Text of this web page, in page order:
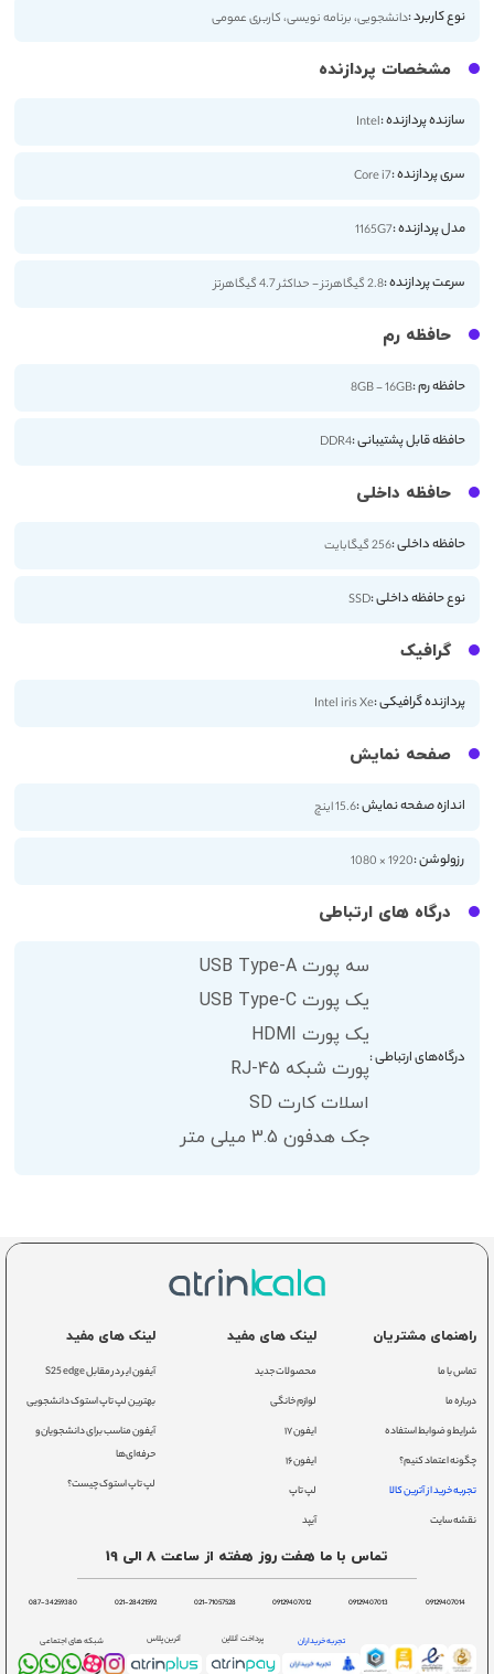
نوع کاربرد :دانشجویی، برنامه نویسی، کاربری عمومی
مشخصات پردازنده
سازنده پردازنده :Intel
سری پردازنده :Core i7
مدل پردازنده :1165G7
سرعت پردازنده :2.8 گیگاهرتز - حداکثر 4.7 گیگاهرتز
حافظه رم
حافظه رم :8GB - 16GB
حافظه قابل پشتیبانی :DDR4
حافظه داخلی
حافظه داخلی :256 گیگابایت
نوع حافظه داخلی :SSD
گرافیک
پردازنده گرافیکی :Intel iris Xe
صفحه نمایش
اندازه صفحه نمایش :15.6 اینچ
رزولوشن :1920 × 1080
درگاه های ارتباطی
درگاه‌های ارتباطی :
سه پورت USB Type-A
یک پورت USB Type-C
یک پورت HDMI
پورت شبکه RJ-45
اسلات کارت SD
جک هدفون 3.5 میلی متر
راهنمای مشتریان
تماس با ما
درباره ما
شرایط و ضوابط استفاده
چگونه اعتماد کنیم؟
تجربه خرید از آترین کالا
نقشه سایت
لینک های مفید
محصولات جدید
لوازم خانگی
ایفون ۱۷
ایفون ۱۶
لپ تاپ
آیپد
لینک های مفید
آیفون ایر در مقابل S25 edge
بهترین لپ تاپ استوک دانشجویی
آیفون مناسب برای دانشجویان و
حرفه‌ای‌ها
لپ تاپ استوک چیست؟
تماس با ما هفت روز هفته از ساعت 8 الی 19
09129407014
09129407013
09129407012
021-71057528
021-28421592
087-34259380
تجربه خریداران پرداخت آنلاین آترین پلاس شبکه های اجتماعی